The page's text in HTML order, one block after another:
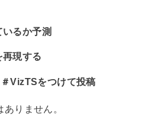
るか予測
現する
VizTSをつけて投稿
りません。